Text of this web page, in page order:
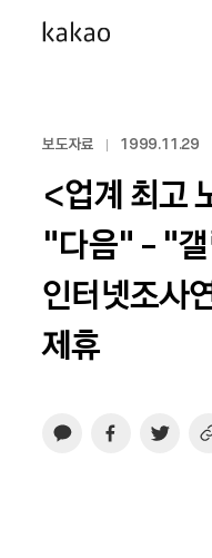
보도자료 1999.11.29
<업계 최고
“다음“ - “
인터넷조사
제휴